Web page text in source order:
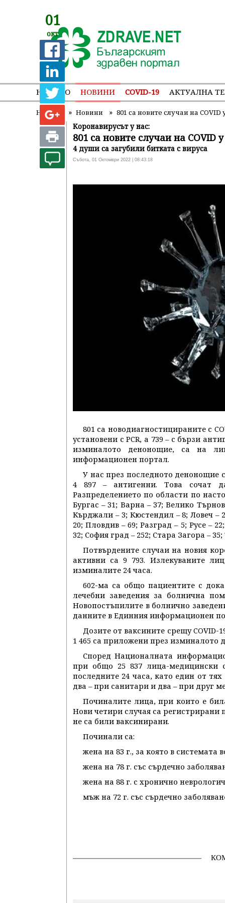
НАЧАЛО НОВИНИ COVID-19 АКТУАЛНА
Начало » Новини » 801 са новите случаи на
01
окт
Коронавирусът у нас:
801 са новите случаи на COVID
4 души са загубили битката с вируса
Събота, 01 Октомври 2022 | 08:43:18
801 са новодиагностицираните с
установени с PCR, а 739 – с бързи
изминалото денонощие, са на
информационен портал.
У нас през последното денонощие
4 897 – антигенни. Това сочат
Разпределението по области по
Бургас – 31; Варна – 37; Велико
Кърджали – 3; Кюстендил – 8; Ловеч –
20; Пловдив – 69; Разград – 5; Русе –
32; София град – 252; Стара Загора –
Потвърдените случаи на новия
активни са 9 793. Излекуваните
изминалите 24 часа.
602-ма са общо пациентите с
лечебни заведения за болнична
Новопостъпилите в болнично
данните в Единния информационен
Дозите от ваксините срещу COVID-
1 465 са приложени през изминалото
Според Националната
при общо 25 837 лица-медицински
последните 24 часа, като един от
два – при санитари и два – при друг
Починалите лица, при които е
Нови четири случая са регистрирани
не са били ваксинирани.
Починали са:
жена на 83 г., за която в
жена на 78 г. със сърдечно
жена на 88 г. с хронично
мъж на 72 г. със сърдечно